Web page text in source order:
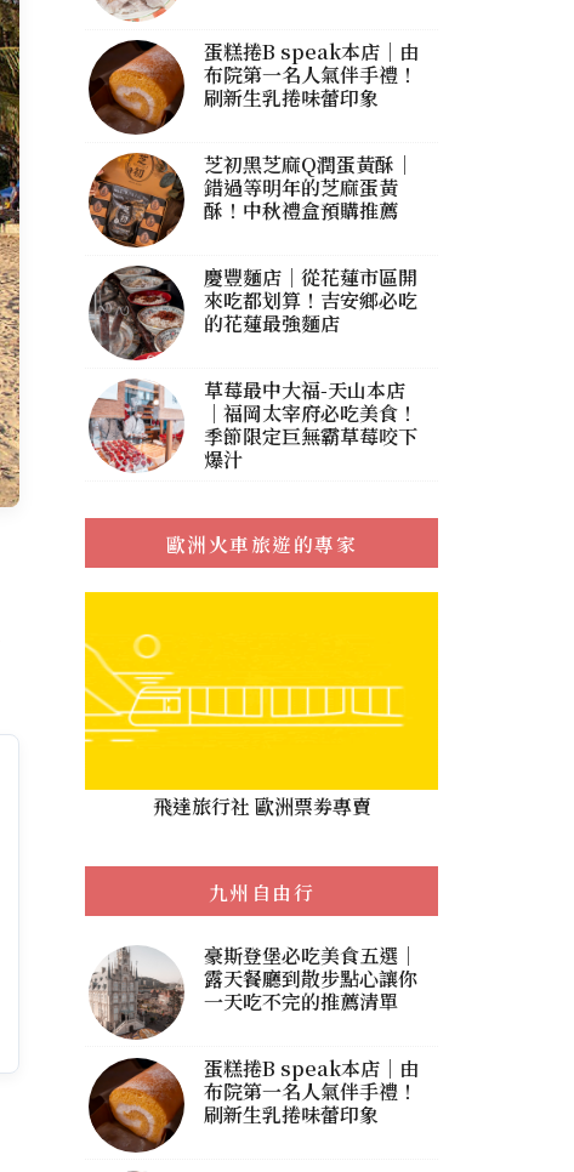
蛋糕捲B speak本店｜由
布院第一名人氣伴手禮！
刷新生乳捲味蕾印象
芝初黑芝麻Q潤蛋黃酥｜
錯過等明年的芝麻蛋黃
酥！中秋禮盒預購推薦
慶豐麵店｜從花蓮市區開
來吃都划算！吉安鄉必吃
的花蓮最強麵店
草莓最中大福-天山本店
｜福岡太宰府必吃美食！
季節限定巨無霸草莓咬下
爆汁
歐洲火車旅遊的專家
飛達旅行社 歐洲票劵專賣
九州自由行
豪斯登堡必吃美食五選｜
露天餐廳到散步點心讓你
一天吃不完的推薦清單
蛋糕捲B speak本店｜由
布院第一名人氣伴手禮！
刷新生乳捲味蕾印象